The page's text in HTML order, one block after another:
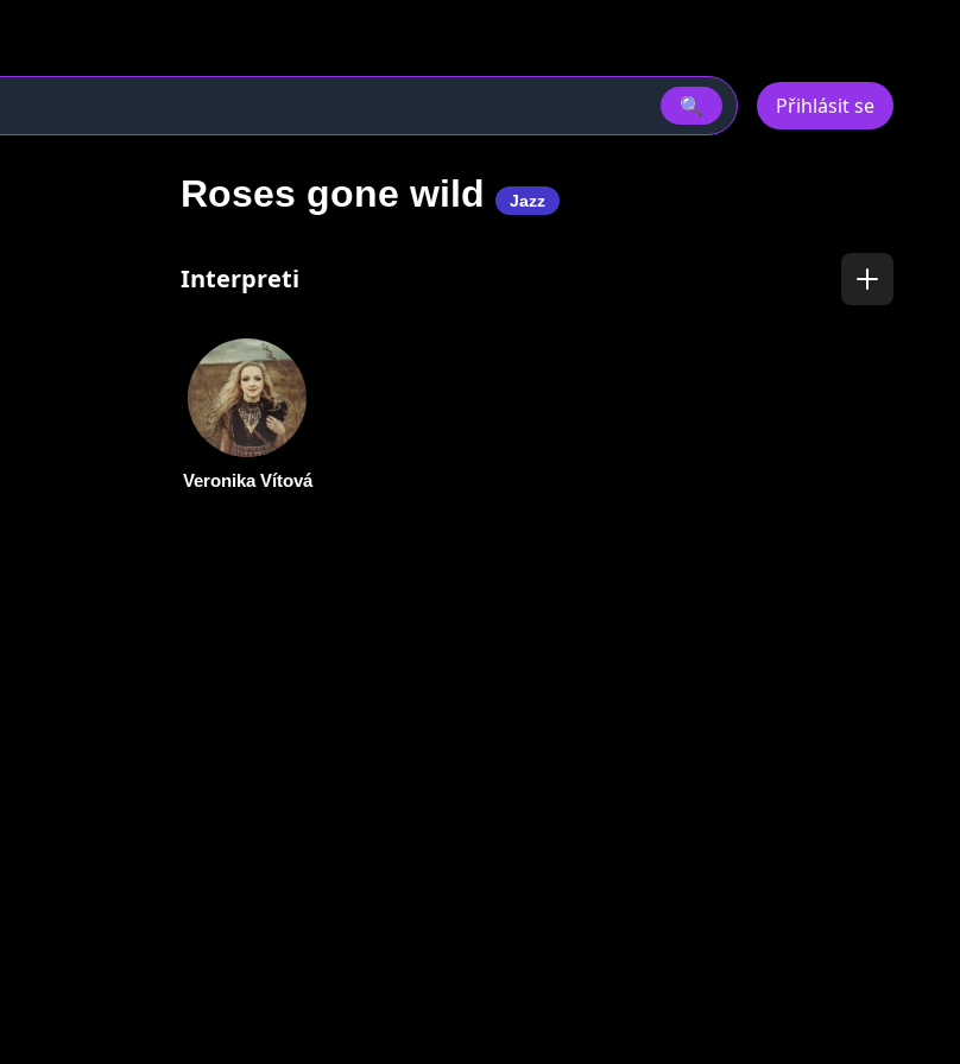
🔍 Přihlásit se
Roses gone wild Jazz
Interpreti
Veronika Vítová